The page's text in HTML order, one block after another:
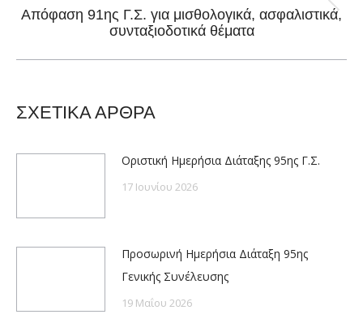
Next
Απόφαση 91ης Γ.Σ. για μισθολογικά, ασφαλιστικά,
συνταξιοδοτικά θέματα
ΣΧΕΤΙΚΑ ΑΡΘΡΑ
Οριστική Ημερήσια Διάταξης 95ης Γ.Σ.
17 Ιουνίου 2026
Προσωρινή Ημερήσια Διάταξη 95ης
Γενικής Συνέλευσης
19 Μαΐου 2026